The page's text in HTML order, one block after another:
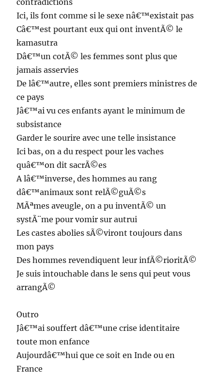
contradictions
Ici, ils font comme si le sexe nâ€™existait pas
Câ€™est pourtant eux qui ont inventÃ© le
kamasutra
Dâ€™un cotÃ© les femmes sont plus que
jamais asservies
De lâ€™autre, elles sont premiers ministres de
ce pays
Jâ€™ai vu ces enfants ayant le minimum de
subsistance
Garder le sourire avec une telle insistance
Ici bas, on a du respect pour les vaches
quâ€™on dit sacrÃ©es
A lâ€™inverse, des hommes au rang
dâ€™animaux sont relÃ©guÃ©s
MÃªmes aveugle, on a pu inventÃ© un
systÃ¨me pour vomir sur autrui
Les castes abolies sÃ©viront toujours dans
mon pays
Des hommes revendiquent leur infÃ©rioritÃ©
Je suis intouchable dans le sens qui peut vous
arrangÃ©
Outro
Jâ€™ai souffert dâ€™une crise identitaire
toute mon enfance
Aujourdâ€™hui que ce soit en Inde ou en
France